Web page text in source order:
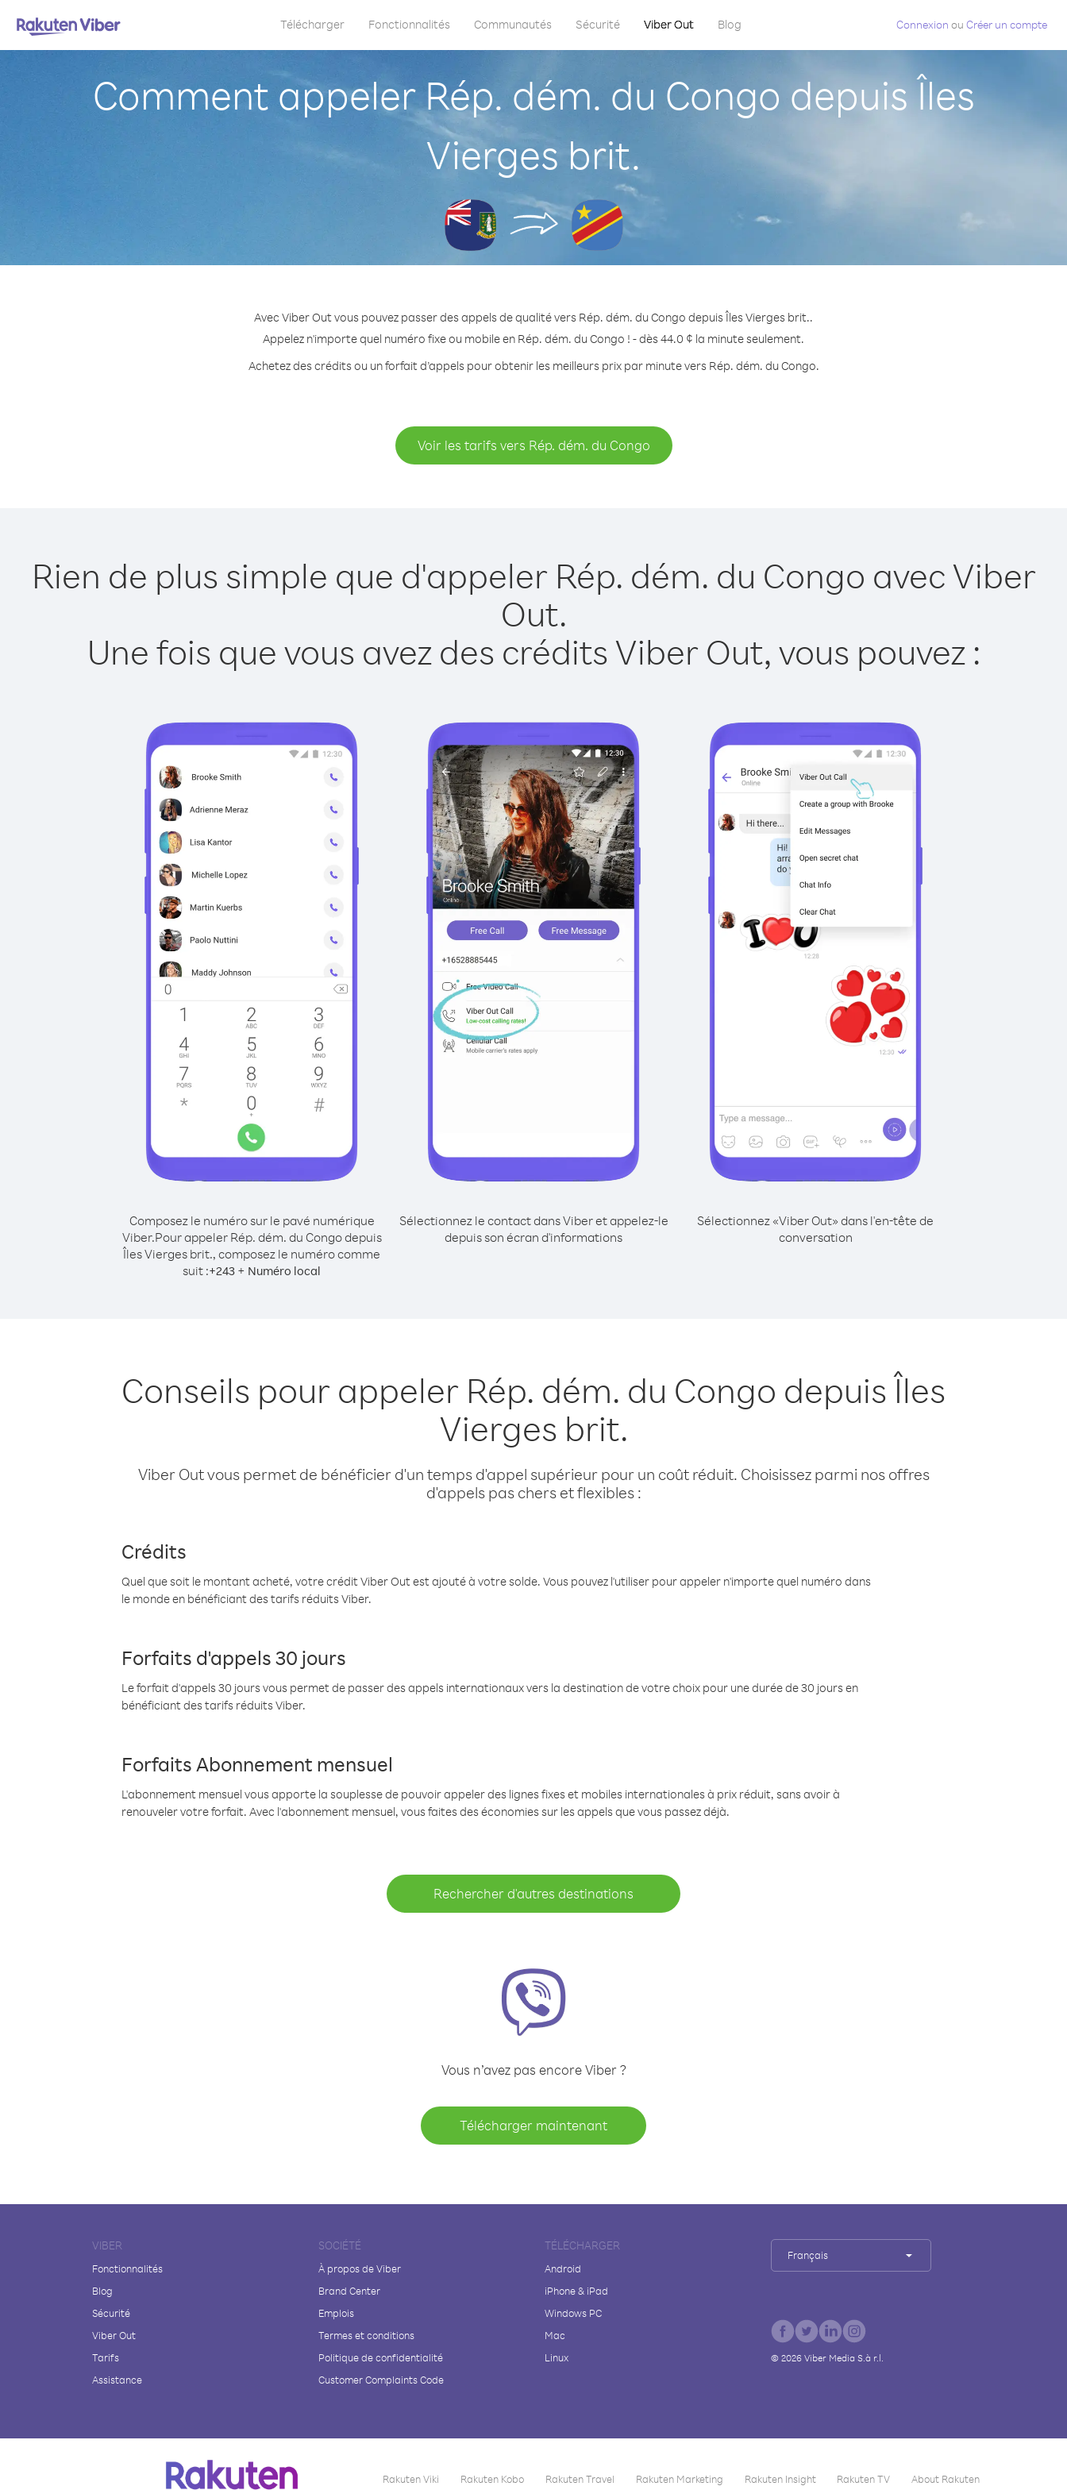
Télécharger Fonctionnalités Communautés Sécurité Viber Out Blog Connexion ou Créer un compte
Comment appeler Rép. dém. du Congo depuis Îles
Vierges brit.
Avec Viber Out vous pouvez passer des appels de qualité vers Rép. dém. du Congo depuis Îles Vierges brit..
Appelez n'importe quel numéro fixe ou mobile en Rép. dém. du Congo ! - dès 44.0 ¢ la minute seulement.
Achetez des crédits ou un forfait d’appels pour obtenir les meilleurs prix par minute vers Rép. dém. du Congo.
Voir les tarifs vers Rép. dém. du Congo
Rien de plus simple que d'appeler Rép. dém. du Congo avec Viber
Out.
Une fois que vous avez des crédits Viber Out, vous pouvez :
Composez le numéro sur le pavé numérique
Viber.Pour appeler Rép. dém. du Congo depuis
Îles Vierges brit., composez le numéro comme
suit :+243 + Numéro local
Sélectionnez le contact dans Viber et appelez-le
depuis son écran d'informations
Sélectionnez «Viber Out» dans l'en-tête de
conversation
Conseils pour appeler Rép. dém. du Congo depuis Îles
Vierges brit.
Viber Out vous permet de bénéficier d'un temps d'appel supérieur pour un coût réduit. Choisissez parmi nos offres
d'appels pas chers et flexibles :
Crédits
Quel que soit le montant acheté, votre crédit Viber Out est ajouté à votre solde. Vous pouvez l'utiliser pour appeler n'importe quel numéro dans
le monde en bénéficiant des tarifs réduits Viber.
Forfaits d'appels 30 jours
Le forfait d'appels 30 jours vous permet de passer des appels internationaux vers la destination de votre choix pour une durée de 30 jours en
bénéficiant des tarifs réduits Viber.
Forfaits Abonnement mensuel
L'abonnement mensuel vous apporte la souplesse de pouvoir appeler des lignes fixes et mobiles internationales à prix réduit, sans avoir à
renouveler votre forfait. Avec l'abonnement mensuel, vous faites des économies sur les appels que vous passez déjà.
Rechercher d'autres destinations
Vous n’avez pas encore Viber ?
Télécharger maintenant
VIBER
Fonctionnalités
Blog
Sécurité
Viber Out
Tarifs
Assistance
SOCIÉTÉ
À propos de Viber
Brand Center
Emplois
Termes et conditions
Politique de confidentialité
Customer Complaints Code
TÉLÉCHARGER
Android
iPhone & iPad
Windows PC
Mac
Linux
Français
© 2026 Viber Media S.à r.l.
Rakuten Viki Rakuten Kobo Rakuten Travel Rakuten Marketing Rakuten Insight Rakuten TV About Rakuten